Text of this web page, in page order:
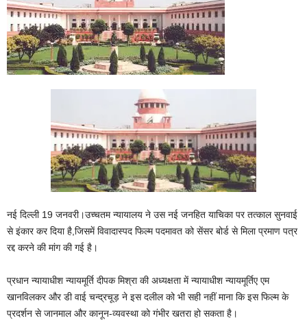
नई दिल्ली 19 जनवरी।उच्‍चतम न्‍यायालय ने उस नई जनहित याचिका पर तत्‍काल सुनवाई
से इंकार कर दिया है,जिसमें विवादास्‍पद फिल्‍म पदमावत को सेंसर बोर्ड से मिला प्रमाण पत्र
रद्द करने की मांग की गई है।
प्रधान न्‍यायाधीश न्‍यायमूर्ति दीपक मिश्रा की अध्‍यक्षता में न्‍यायाधीश न्‍यायमूर्तिए एम
खानविलकर और डी वाई चन्‍द्रचूड़ ने इस दलील को भी सही नहीं माना कि इस फिल्‍म के
प्रदर्शन से जानमाल और कानून-व्‍यवस्‍था को गंभीर खतरा हो सकता है।